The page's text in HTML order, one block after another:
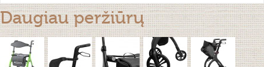
Daugiau peržiūrų